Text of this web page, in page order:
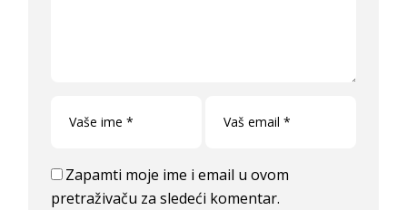
Zapamti moje ime i email u ovom
pretraživaču za sledeći komentar.